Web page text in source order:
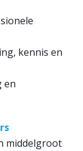
kennis en
en
middelgroot